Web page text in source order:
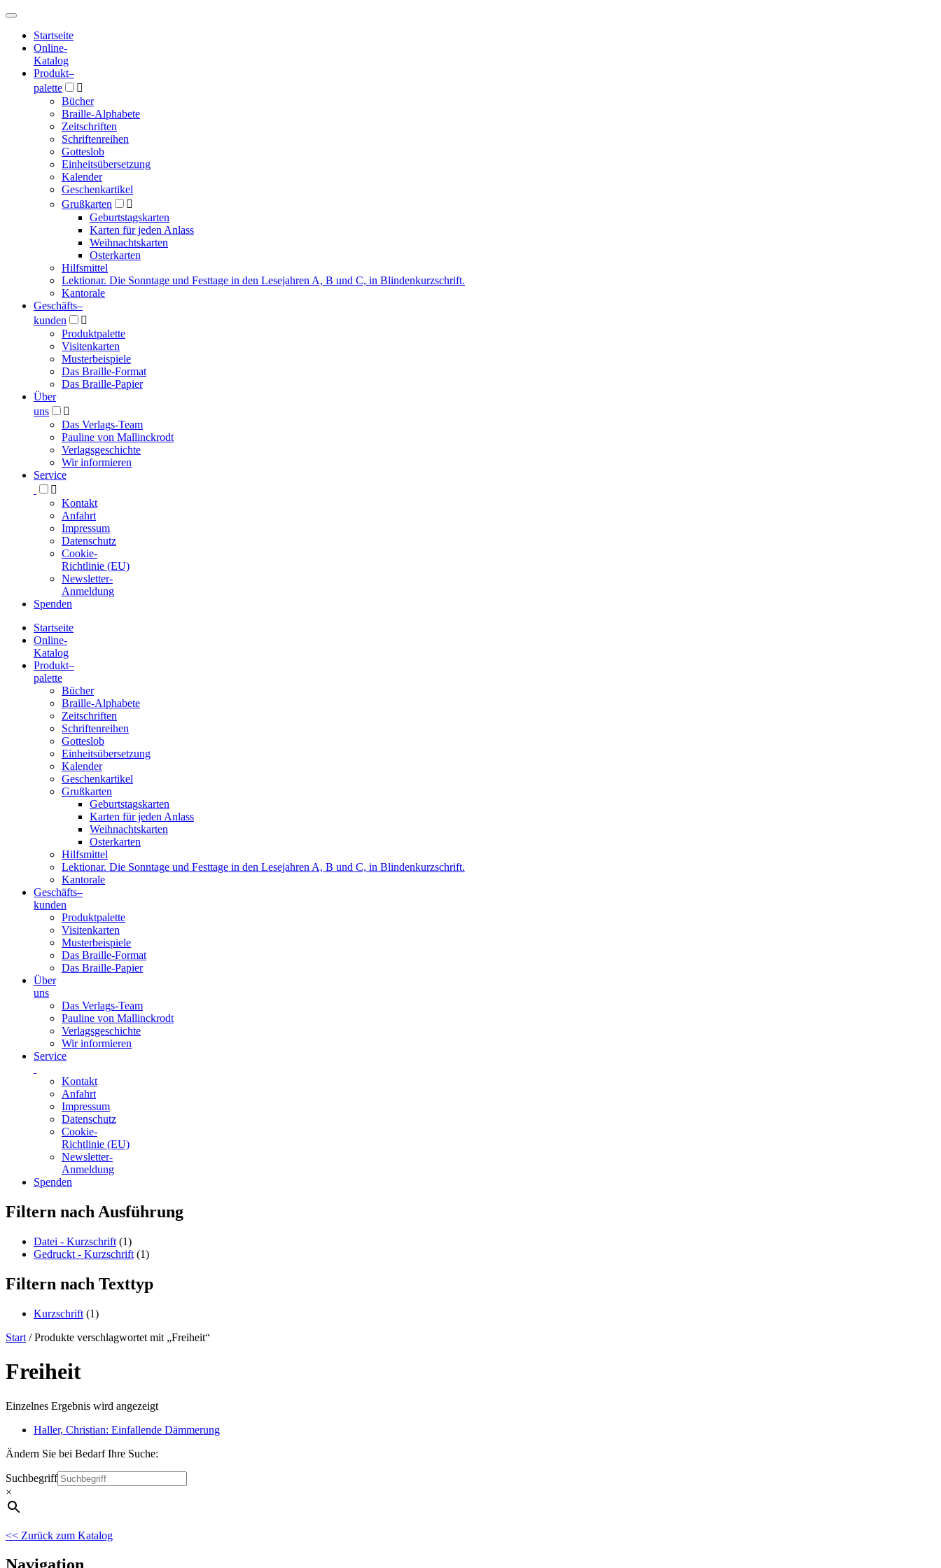
Hauptmenü
Hauptmenü
Startseite
Online-
Katalog
Produkt–
palette

Bücher
Braille-Alphabete
Zeitschriften
Schriftenreihen
Gotteslob
Einheitsübersetzung
Kalender
Geschenkartikel
Grußkarten

Geburtstagskarten
Karten für jeden Anlass
Weihnachtskarten
Osterkarten
Hilfsmittel
Lektionar. Die Sonntage und Festtage in den Lesejahren A, B und C, in Blindenkurzschrift.
Kantorale
Geschäfts­–
kunden

Produktpalette
Visitenkarten
Musterbeispiele
Das Braille-Format
Das Braille-Papier
Über
uns

Das Verlags-Team
Pauline von Mallinckrodt
Verlagsgeschichte
Wir informieren
Service

Kontakt
Anfahrt
Impressum
Datenschutz
Cookie-
Richtlinie (EU)
Newsletter-
Anmeldung
Spenden
Blindenschrift-
Verlag
Druckerei
gGmbH
Startseite
Online-
Katalog
Produkt–
palette
Bücher
Braille-Alphabete
Zeitschriften
Schriftenreihen
Gotteslob
Einheitsübersetzung
Kalender
Geschenkartikel
Grußkarten
Geburtstagskarten
Karten für jeden Anlass
Weihnachtskarten
Osterkarten
Hilfsmittel
Lektionar. Die Sonntage und Festtage in den Lesejahren A, B und C, in Blindenkurzschrift.
Kantorale
Geschäfts­–
kunden
Produktpalette
Visitenkarten
Musterbeispiele
Das Braille-Format
Das Braille-Papier
Über
uns
Das Verlags-Team
Pauline von Mallinckrodt
Verlagsgeschichte
Wir informieren
Service
Kontakt
Anfahrt
Impressum
Datenschutz
Cookie-
Richtlinie (EU)
Newsletter-
Anmeldung
Spenden
Skip
to
Filtern nach Ausführung
Datei - Kurzschrift (1)
Gedruckt - Kurzschrift (1)
Filtern nach Texttyp
Kurzschrift (1)
Start / Produkte verschlagwortet mit „Freiheit“
Freiheit
Einzelnes Ergebnis wird angezeigt
Haller, Christian: Einfallende Dämmerung
Ändern Sie bei Bedarf Ihre Suche:
Suchbegriff
×
<< Zurück zum Katalog